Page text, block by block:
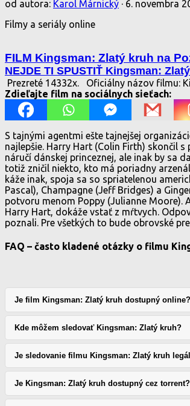
od autora: Karol Márnický · 6. novembra
Filmy a seriály online
FILM Kingsman: Zlatý kruh na
NEJDE TI SPUSTIŤ Kingsman:
Prezreté 14332x. Oficiálny názov filmu:
Zdieľajte film na sociálnych sieťach:
S tajnými agentmi ešte tajnejšej
najlepšie. Harry Hart (Colin Firth) skončil
náručí dánskej princeznej, ale inak by sa
totiž zničil niekto, kto má poriadny
káže inak, spoja sa so spriatelenou
Pascal), Champagne (Jeff Bridges) a
potvoru menom Poppy (Julianne Moore).
Harry Hart, dokáže vstať z mŕtvych.
poznali. Pre všetkých to bude obrovské
FAQ – často kladené otázky o filmu
Je film Kingsman: Zlatý kruh dostupný online?
Kde môžem sledovať Kingsman: Zlatý kruh?
Je sledovanie filmu Kingsman: Zlatý kruh
Je Kingsman: Zlatý kruh dostupný cez torrent?